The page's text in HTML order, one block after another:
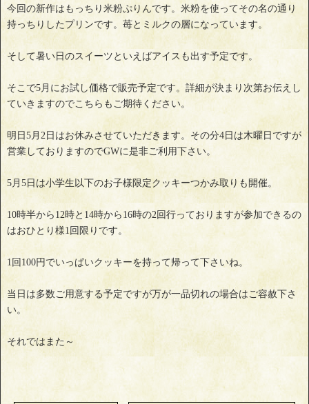
今回の新作はもっちり米粉ぷりんです。米粉を使ってその名の通り
持っちりしたプリンです。苺とミルクの層になっています。
そして暑い日のスイーツといえばアイスも出す予定です。
そこで5月にお試し価格で販売予定です。詳細が決まり次第お伝えし
ていきますのでこちらもご期待ください。
明日5月2日はお休みさせていただきます。その分4日は木曜日ですが
営業しておりますのでGWに是非ご利用下さい。
5月5日は小学生以下のお子様限定クッキーつかみ取りも開催。
10時半から12時と14時から16時の2回行っておりますが参加できるの
はおひとり様1回限りです。
1回100円でいっぱいクッキーを持って帰って下さいね。
当日は多数ご用意する予定ですが万が一品切れの場合はご容赦下さ
い。
それではまた～